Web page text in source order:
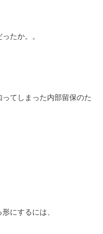
たか。。
てしまった内部留保のた
にするには、